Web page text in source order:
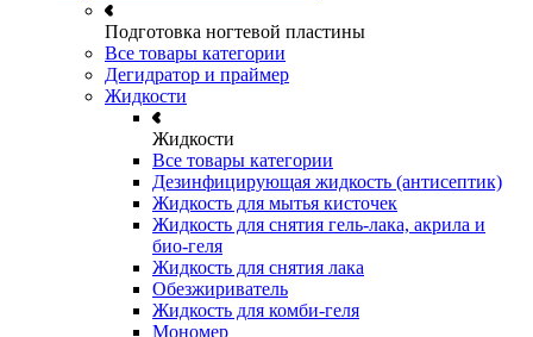
Подготовка ногтевой пластины
Все товары категории
Дегидратор и праймер
Жидкости
Жидкости
Все товары категории
Дезинфицирующая жидкость (антисептик)
Жидкость для мытья кисточек
Жидкость для снятия гель-лака, акрила и
био-геля
Жидкость для снятия лака
Обезжириватель
Жидкость для комби-геля
Мономер